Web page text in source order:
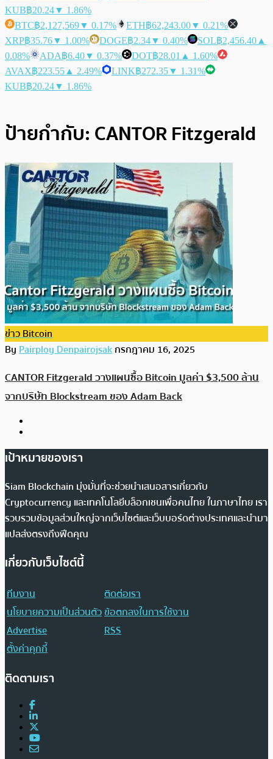
KUB฿20.24▼ 1.86%
BTC฿2,127,569▼ 0.17% ETH฿62,243.00▼ 0.21%
XRP฿35.76▼ 1.00% DOGE฿2.34▼ 0.40% SOL฿2,456.40 ▲
0.08%
ADA฿6.40▼ 0.37% DOT฿28.01 ▲ 1.60%
AVAX฿223.55 ▲ 2.49% LINK฿272.35▼ 1.31%
KUB฿20.24▼ 1.86%
ป้ายกำกับ: CANTOR Fitzgerald
ข่าว Bitcoin
ByPairploy Denpairojsakกรกฎาคม 16, 2025
CANTOR Fitzgerald วางแผนซื้อ Bitcoin มูลค่า $3,500 ล้าน
จากบริษัท Blockstream ของ Adam Back
เป้าหมายของเรา
Siam Blockchain มุ่งมั่นที่จะช่วยนำเสนอสารเกี่ยวกับ
Cryptocurrency และเทคโนโลยีบล็อกเชนเพื่อคนไทย ในภาษาไทย เรา
รวบรวมข้อมูลส่วนใหญ่จากเว็บไซต์และเว็บบอร์ดต่างประเทศและนำมา
แปลส่งตรงถึงฟีดคุณ
เกี่ยวกับเว็บไซต์นี้
ทีมงาน
ติดต่อเรา
นโยบายความเป็นส่วนตัวข้อตกลงในการใช้งาน
Advertise
RSS
ตั้งค่าคุกกี้
ติดตามเรา